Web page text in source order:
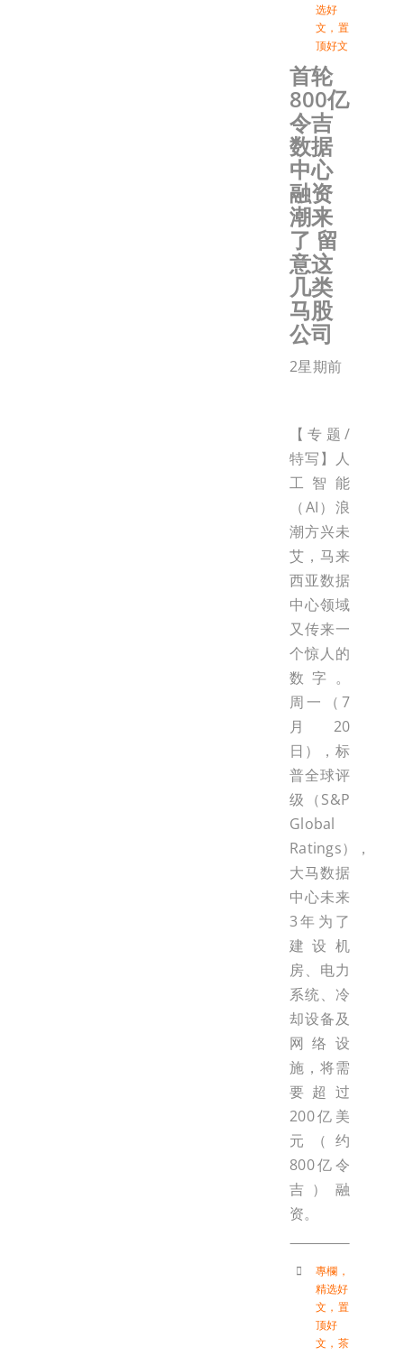
选好
文 ， 置
顶好文
首轮
800亿
令吉
数据
中心
融资
潮来
了 留
意这
几类
马股
公司
2星期前
【专题/
特写】人
工智能
（AI）浪
潮方兴未
艾，马来
西亚数据
中心领域
又传来一
个惊人的
数字。
周一（7
月20
日），标
普全球评
级（S&P
Global
Ratings），
大马数据
中心未来
3年为了
建设机
房、电力
系统、冷
却设备及
网络设
施，将需
要超过
200亿美
元（约
800亿令
吉）融
资。
專欄 ，
精选好
文 ， 置
顶好
文 ， 茶